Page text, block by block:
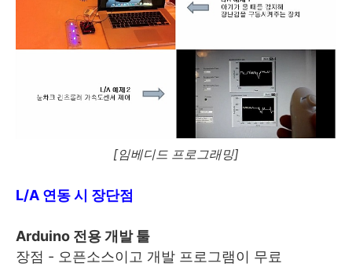
[임베디드 프로그래밍]
L/A 연동 시 장단점
Arduino 전용 개발 툴
장점 - 오픈소스이고 개발 프로그램이 무료